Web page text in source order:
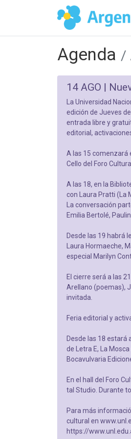
Agenda /
14 AGO |
La Universidad
edición de Jueves
entrada libre y
editorial,
A las 15 comenzará
Cello del Foro
A las 18, en la
con Laura Pratti (La
La conversación
Emilia Bertolé,
Desde las 19 habrá
Laura Hormaeche,
especial Marilyn
El cierre será a las
Arellano (poemas),
invitada.
Feria editorial y
Desde las 18 estará
de Letra E, La
Bocavulvaria
En el hall del Foro
tal Studio. Durante
Para más
cultural en
https://